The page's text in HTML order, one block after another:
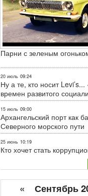
Парни с зеленым
20 июль 09:24
Ну а те, кто носит Levi’s...
времен развитого
15 июль 09:00
Архангельский порт как
Северного морского пути
25 июнь 10:19
Кто хочет стать
« Сентябрь